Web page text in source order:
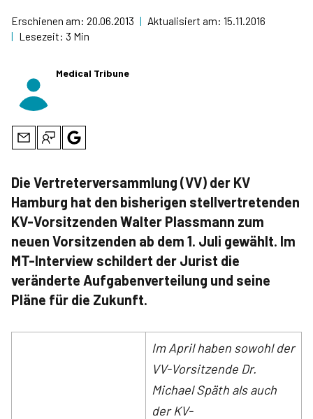
Erschienen am: 20.06.2013 | Aktualisiert am: 15.11.2016
| Lesezeit: 3 Min
Medical Tribune
Die Vertreterversammlung (VV) der KV
Hamburg hat den bisherigen stellvertretenden
KV-Vorsitzenden Walter Plassmann zum
neuen Vorsitzenden ab dem 1. Juli gewählt. Im
MT-Interview schildert der Jurist die
veränderte Aufgabenverteilung und seine
Pläne für die Zukunft.
Im April haben sowohl der
VV-Vorsitzende Dr.
Michael Späth als auch
der KV-